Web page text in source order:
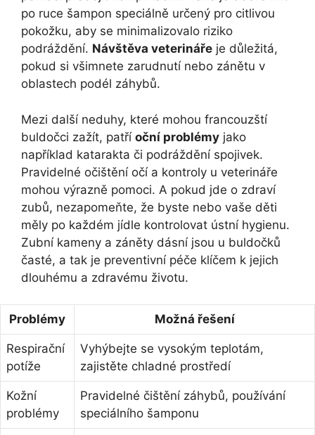
po ruce šampon speciálně určený pro citlivou
pokožku, aby se minimalizovalo riziko
podráždění. Návštěva veterináře je důležitá,
pokud si všimnete⁢ zarudnutí nebo zánětu v
oblastech podél ‌záhybů.
Mezi další neduhy, které mohou francouzští
buldočci zažít, patří oční problémy jako
například katarakta či podráždění spojivek.
Pravidelné očištění ⁢očí a kontroly u veterináře
mohou⁤ výrazně ⁣pomoci. A pokud jde o zdraví
zubů, nezapomeňte, že‍ byste nebo vaše děti
měly po každém jídle kontrolovat ústní hygienu.
Zubní kameny a záněty dásní jsou u buldočků
časté, a tak je preventivní péče klíčem k jejich
dlouhému a zdravému životu.
Problémy Možná řešení
Respirační
potíže
Vyhýbejte⁤ se vysokým teplotám,
zajistěte chladné prostředí
Kožní
problémy
Pravidelné‌ čištění záhybů, používání
speciálního šamponu